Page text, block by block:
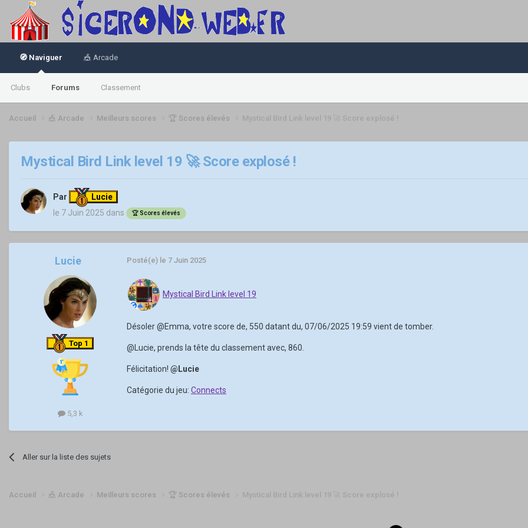
🧭 Naviguer
Clubs Forums Classement
🎪 Arcade
Accueil 🎪 Arcade Meilleurs scores 🏆 Scores élevés Mystical Bird Link level 19 🚀 Score explosé !
Mystical Bird Link level 19 🚀 Score explosé !
Par
Lucie
le 7 Juin 2025 dans 🏆 Scores élevés
Lucie
Top 1
5,3 k
Posté(e) le 7 Juin 2025
Mystical Bird Link level 19
Désoler@Emma, votre score de, 550 datant du, 07/06/2025 19:59 vient de tomber.
@Lucie, prends la tête du classement avec, 860.
Félicitation! @Lucie
Catégorie du jeu: Connects
Aller sur la liste des sujets
Accueil 🎪 Arcade Meilleurs scores 🏆 Scores élevés Mystical Bird Link level 19 🚀 Score explosé !